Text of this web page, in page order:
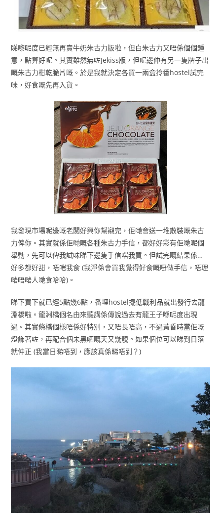
睇嚟呢度已經無再賣牛奶朱古力版啦，但白朱古力又唔係個個鍾
意，點算好呢。其實雖然無咗Jekiss版，但呢邊仲有另一隻牌子出
嘅朱古力柑乾脆片嘅。於是我就決定各買一兩盒拎番hostel試完
味，好食嘅先再入貨。
我發現市場呢邊嘅老闆好興你幫襯完，佢哋會送一堆散裝嘅朱古
力俾你。其實就係佢哋嘅各種朱古力手信，都好好彩有佢哋呢個
舉動，先可以俾我試味睇下邊隻手信啱我買。但試完嘅結果係…
好多都好甜，唔啱我食 (我淨係會買我覺得好食嘅嘢做手信，唔理
啱唔啱人哋食哈哈)。
睇下買下就已經5點幾6點，番埋hostel擺低戰利品就出發行去龍
淵橋啦。龍淵橋個名由來聽講係傳說過去有龍王子喺呢度出現
過。其實條橋個樣唔係好特別，又唔長唔高，不過黃昏時當佢嘅
燈飾著咗，再配合個未黑哂嘅天又幾靚。如果個位可以睇到日落
就仲正 (我當日睇唔到，應該真係睇唔到？)